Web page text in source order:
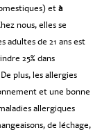
età
nous, elles se
adultes de 21 ans est
25% dans
plus, les allergies
et une bonne
allergiques
de léchage,